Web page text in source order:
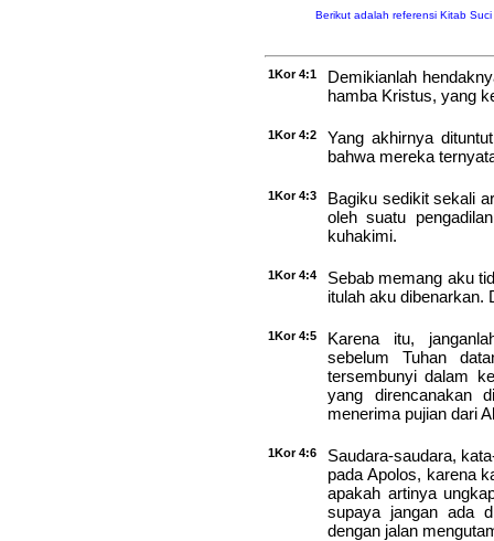
Berikut adalah referensi Kitab
1Kor 4:1
Demikianlah
hamba Kristus, yang
1Kor 4:2
Yang akhirnya
bahwa mereka
1Kor 4:3
Bagiku sedikit sekali
oleh suatu
kuhakimi.
1Kor 4:4
Sebab memang aku
itulah aku dibenarkan.
1Kor 4:5
Karena itu,
sebelum Tuhan
tersembunyi dalam
yang direncanakan
menerima pujian dari
1Kor 4:6
Saudara-saudara,
pada Apolos, karena
apakah artinya
supaya jangan ada
dengan jalan